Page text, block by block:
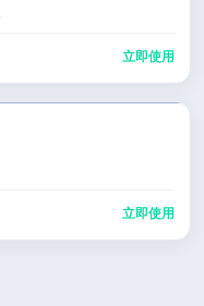
立即使用
立即使用